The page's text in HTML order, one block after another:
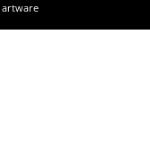
artware